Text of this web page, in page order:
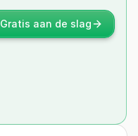
Gratis aan de slag